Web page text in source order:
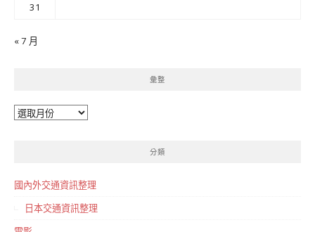
31
« 7 月
彙整
彙
分類
國內外交通資訊整理
日本交通資訊整理